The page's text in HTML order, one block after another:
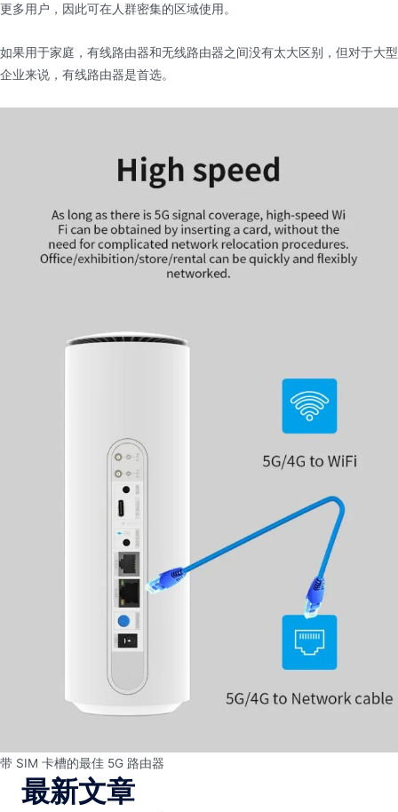
更多用户，因此可在人群密集的区域使用。
如果用于家庭，有线路由器和无线路由器之间没有太大区别，但对于大型
企业来说，有线路由器是首选。
带 SIM 卡槽的最佳 5G 路由器
最新文章